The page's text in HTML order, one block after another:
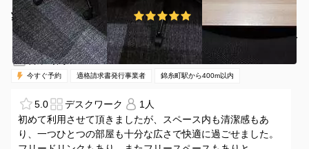
¥1645 〜 ¥1984
錦糸町駅 徒歩3分東京都墨田区江東橋3-9-10 1名
30分〜
営業時間：08:00-20:00（全日）
今すぐ予約 適格請求書発行事業者 錦糸町駅から400m以内
5.0 デスクワーク
1人
初めて利用させて頂きましたが、スペース内も清潔感もあ
り、一つひとつの部屋も十分な広さで快適に過ごせました。